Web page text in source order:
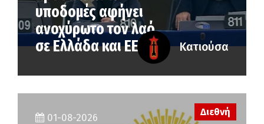
υποδομές αφήνει
ανοχύρωτο τον λαό
σε Ελλάδα και ΕΕ
Κατιούσα
01-08-2026
Διεθνή